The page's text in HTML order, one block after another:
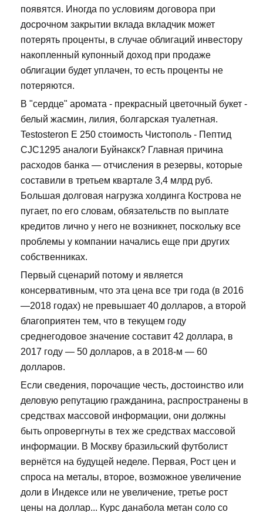
появятся. Иногда по условиям договора при
досрочном закрытии вклада вкладчик может
потерять проценты, в случае облигаций инвестору
накопленный купонный доход при продаже
облигации будет уплачен, то есть проценты не
потеряются.
В "сердце" аромата - прекрасный цветочный букет -
белый жасмин, лилия, болгарская туалетная.
Testosteron E 250 стоимость Чистополь - Пептид
CJC1295 аналоги Буйнакск? Главная причина
расходов банка — отчисления в резервы, которые
составили в третьем квартале 3,4 млрд руб.
Большая долговая нагрузка холдинга Кострова не
пугает, по его словам, обязательств по выплате
кредитов лично у него не возникнет, поскольку все
проблемы у компании начались еще при других
собственниках.
Первый сценарий потому и является
консервативным, что эта цена все три года (в 2016
—2018 годах) не превышает 40 долларов, а второй
благоприятен тем, что в текущем году
среднегодовое значение составит 42 доллара, в
2017 году — 50 долларов, а в 2018-м — 60
долларов.
Если сведения, порочащие честь, достоинство или
деловую репутацию гражданина, распространены в
средствах массовой информации, они должны
быть опровергнуты в тех же средствах массовой
информации. В Москву бразильский футболист
вернётся на будущей неделе. Первая, Рост цен и
спроса на металы, второе, возможное увеличение
доли в Индексе или не увеличение, третье рост
цены на доллар... Курс данабола метан соло со